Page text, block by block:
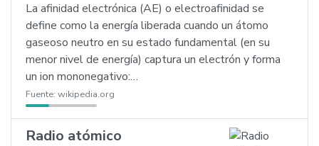
La afinidad electrónica (AE) o electroafinidad se
define como la energía liberada cuando un átomo
gaseoso neutro en su estado fundamental (en su
menor nivel de energía) captura un electrón y forma
un ion mononegativo:…
Fuente: wikipedia.org
Radio atómico